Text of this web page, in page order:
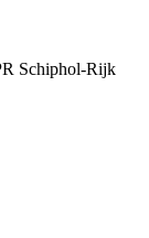
Schiphol-Rijk